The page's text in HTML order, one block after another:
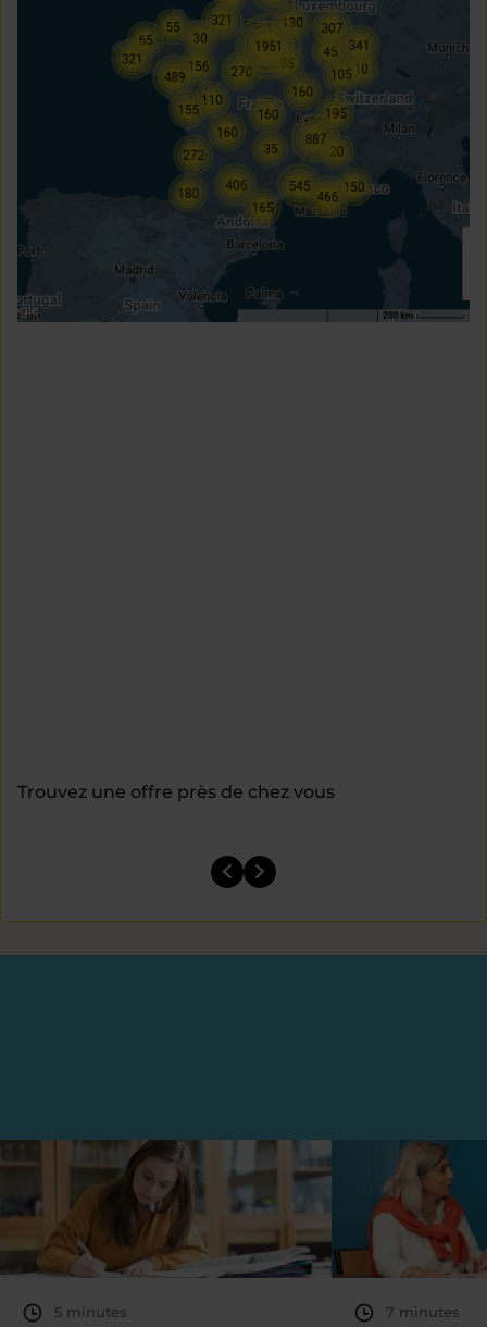
Trouvez une offre près de chez vous
5 minutes 7 minutes